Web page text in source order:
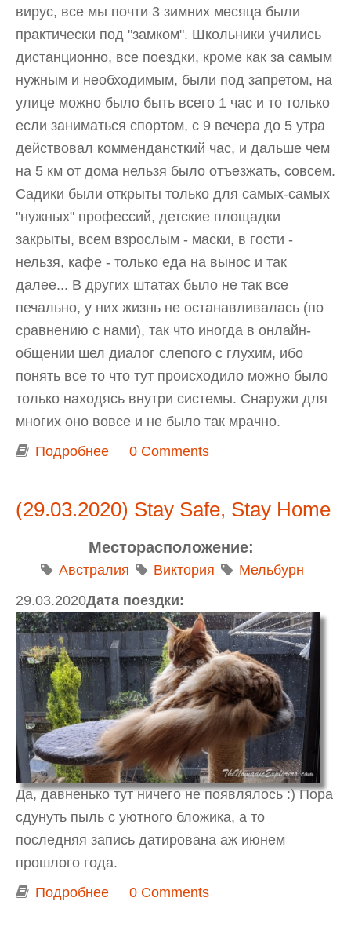
вирус, все мы почти 3 зимних месяца были
практически под "замком". Школьники учились
дистанционно, все поездки, кроме как за самым
нужным и необходимым, были под запретом, на
улице можно было быть всего 1 час и то только
если заниматься спортом, с 9 вечера до 5 утра
действовал коммендансткий час, и дальше чем
на 5 км от дома нельзя было отъезжать, совсем.
Садики были открыты только для самых-самых
"нужных" профессий, детские площадки
закрыты, всем взрослым - маски, в гости -
нельзя, кафе - только еда на вынос и так
далее... В других штатах было не так все
печально, у них жизнь не останавливалась (по
сравнению с нами), так что иногда в онлайн-
общении шел диалог слепого с глухим, ибо
понять все то что тут происходило можно было
только находясь внутри системы. Снаружи для
многих оно вовсе и не было так мрачно.
Подробнее о Коронохроники, спустя 7 месяцев
0 Comments
(29.03.2020) Stay Safe, Stay Home
Месторасположение:
Австралия Виктория
Мельбурн
Дата поездки:
29.03.2020
Да, давненько тут ничего не появлялось :) Пора
сдунуть пыль с уютного бложика, а то
последняя запись датирована аж июнем
прошлого года.
Подробнее о Stay Safe, Stay Home
0 Comments